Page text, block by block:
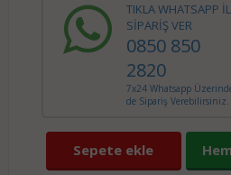
TIKLA WHATSAPP
SİPARİŞ VER
0850 850
2820
7x24 Whatsapp
de Sipariş Verebilirsiniz.
Sepete ekle